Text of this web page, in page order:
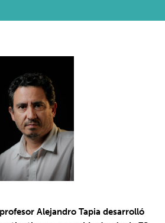
Alejandro Tapia desarrolló